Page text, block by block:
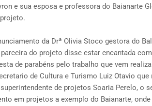
e sua esposa e professora do Baianarte
da Drª Olivia Stoco gestora do
do projeto disse estar encantada
de parabéns pelo trabalho que vem
de Cultura e Turismo Luiz Otavio
de projetos Soaria Perelo, o
em projetos a exemplo do Baianarte,